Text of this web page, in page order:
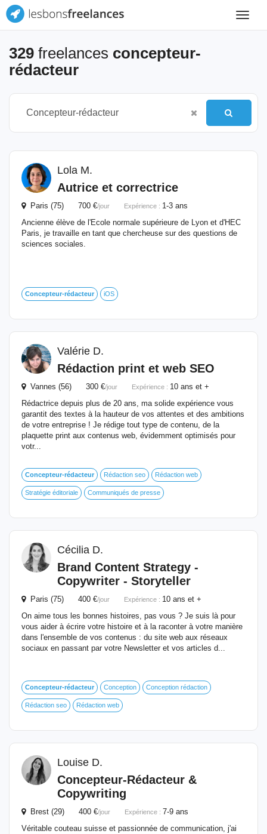
Toggle
329 freelances concepteur-
rédacteur
Lola M.
Autrice et correctrice
Paris (75) 700 €/jour Expérience : 1-3 ans
Ancienne élève de l'Ecole normale supérieure de Lyon et d'HEC
Paris, je travaille en tant que chercheuse sur des questions de
sciences sociales.
Concepteur-rédacteur iOS
Valérie D.
Rédaction print et web SEO
Vannes (56) 300 €/jour Expérience : 10 ans et +
Rédactrice depuis plus de 20 ans, ma solide expérience vous
garantit des textes à la hauteur de vos attentes et des ambitions
de votre entreprise ! Je rédige tout type de contenu, de la
plaquette print aux contenus web, évidemment optimisés pour
votr...
Concepteur-rédacteur Rédaction seo Rédaction web
Stratégie éditoriale Communiqués de presse
Cécilia D.
Brand Content Strategy -
Copywriter - Storyteller
Paris (75) 400 €/jour Expérience : 10 ans et +
On aime tous les bonnes histoires, pas vous ? Je suis là pour
vous aider à écrire votre histoire et à la raconter à votre manière
dans l'ensemble de vos contenus : du site web aux réseaux
sociaux en passant par votre Newsletter et vos articles d...
Concepteur-rédacteur Conception Conception rédaction
Rédaction seo Rédaction web
Louise D.
Concepteur-Rédacteur &
Copywriting
Brest (29) 400 €/jour Expérience : 7-9 ans
Véritable couteau suisse et passionnée de communication, j'ai